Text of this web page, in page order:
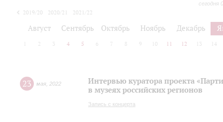
сегодня
2019/20 2020/21 2021/22
Август Сентябрь Октябрь Ноябрь Декабрь
2 3 4 5 6 7 8 9 10 11 12 13 14
23 мая 2022
Интервью куратора проекта
в музеях российских регионов
Запись с концерта